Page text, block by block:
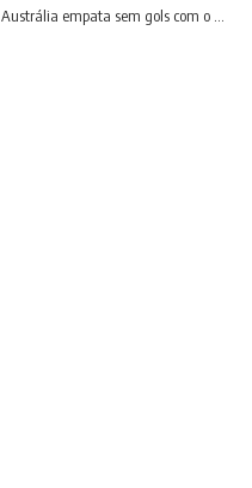
Austrália empata sem gols com o Paraguai e avança; sul-americanos aguardam vaga